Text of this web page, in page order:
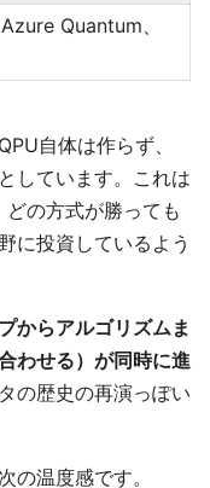
Quantum、
自体は作らず、
しています。これは
の方式が勝っても
に投資しているよう
からアルゴリズムま
わせる）が同時に進
の歴史の再演っぽい
の温度感です。